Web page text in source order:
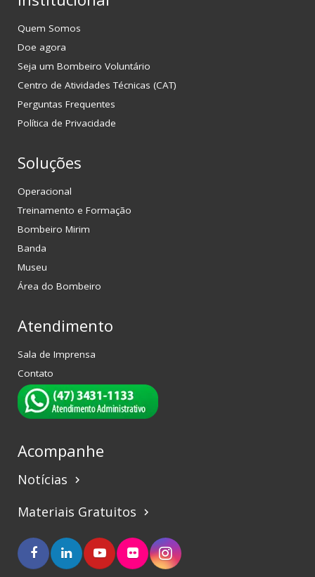
Quem Somos
Doe agora
Seja um Bombeiro Voluntário
Centro de Atividades Técnicas (CAT)
Perguntas Frequentes
Política de Privacidade
Soluções
Operacional
Treinamento e Formação
Bombeiro Mirim
Banda
Museu
Área do Bombeiro
Atendimento
Sala de Imprensa
Contato
Acompanhe
Notícias keyboard_arrow_right
Materiais Gratuitos keyboard_arrow_right